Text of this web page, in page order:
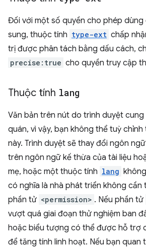
Đối với một số quyền cho phép
sung, thuộc tính type-ext chấp
trị được phân tách bằng dấu cách,
precise:true cho quyền truy cập
Thuộc tính lang
Văn bản trên nút do trình duyệt
quán, vì vậy, bạn không thể tuỳ
này. Trình duyệt sẽ thay đổi ngôn
trên ngôn ngữ kế thừa của tài liệu
mẹ, hoặc một thuộc tính lang
có nghĩa là nhà phát triển không cần
phần tử <permission> . Nếu phần tử
vượt quá giai đoạn thử nghiệm ban
hoặc biểu tượng có thể được hỗ trợ
để tăng tính linh hoạt. Nếu bạn quan